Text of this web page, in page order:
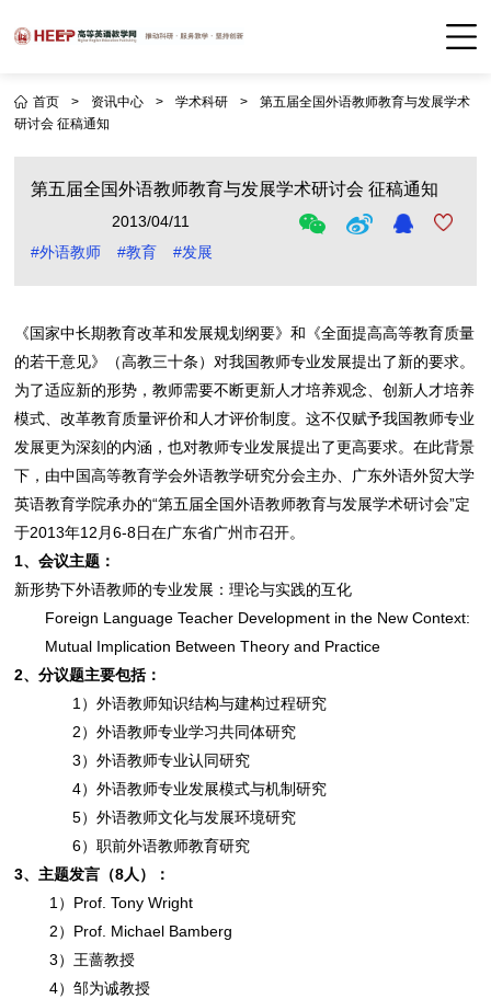
首页 > 资讯中心 > 学术科研 >
第五届全国外语教师教育与发展学术
研讨会 征稿通知
第五届全国外语教师教育与发展学术研讨会 征稿通知
2013/04/11
#外语教师
#教育 #发展
《国家中长期教育改革和发展规划纲要》和《全面提高高等教育质量
的若干意见》（高教三十条）对我国教师专业发展提出了新的要求。
为了适应新的形势，教师需要不断更新人才培养观念、创新人才培养
模式、改革教育质量评价和人才评价制度。这不仅赋予我国教师专业
发展更为深刻的内涵，也对教师专业发展提出了更高要求。在此背景
下，由中国高等教育学会外语教学研究分会主办、广东外语外贸大学
英语教育学院承办的“第五届全国外语教师教育与发展学术研讨会”定
于2013年12月6-8日在广东省广州市召开。
1、会议主题：
新形势下外语教师的专业发展：理论与实践的互化
Foreign Language Teacher Development in the New Context:
Mutual Implication Between Theory and Practice
2、分议题主要包括：
1）外语教师知识结构与建构过程研究
2）外语教师专业学习共同体研究
3）外语教师专业认同研究
4）外语教师专业发展模式与机制研究
5）外语教师文化与发展环境研究
6）职前外语教师教育研究
3、主题发言（8人）：
1）Prof. Tony Wright
2）Prof. Michael Bamberg
3）王蔷教授
4）邹为诚教授